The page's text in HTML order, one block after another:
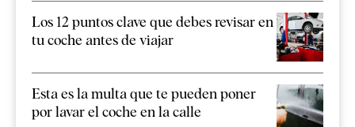
Los 12 puntos clave que debes revisar en
tu coche antes de viajar
Esta es la multa que te pueden poner
por lavar el coche en la calle